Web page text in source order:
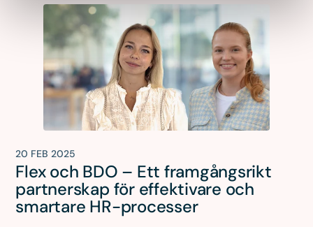
20 FEB 2025
Flex och BDO – Ett framgångsrikt
partnerskap för effektivare och
smartare HR-processer